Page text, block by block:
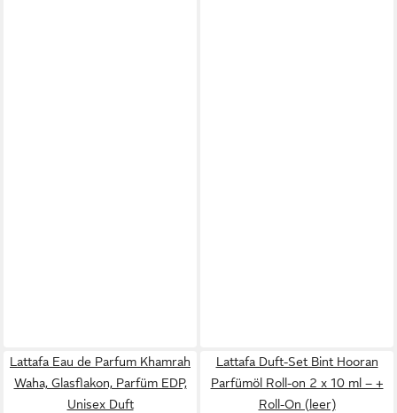
Lattafa Eau de Parfum Khamrah
Waha, Glasflakon, Parfüm EDP,
Unisex Duft
Lattafa Duft-Set Bint Hooran
Parfümöl Roll-on 2 x 10 ml – +
Roll-On (leer)